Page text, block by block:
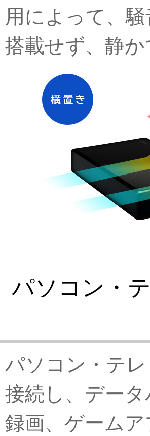
用によって、
搭載せず、静
パソコン・
パソコン・テ
接続し、デー
録画、ゲーム